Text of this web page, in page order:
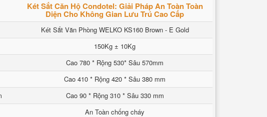
Két Sắt Căn Hộ Condotel: Giải Pháp An Toàn Toàn
Diện Cho Không Gian Lưu Trú Cao Cấp
Két Sắt Văn Phòng WELKO KS160 Brown - E Gold
150Kg ± 10Kg
Cao 780 * Rộng 530* Sâu 570mm
Cao 410 * Rộng 420 * Sâu 380 mm
Cao 90 * Rộng 310 * Sâu 330 mm
An Toàn chống cháy